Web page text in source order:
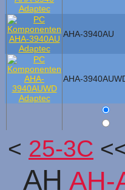
AHA-3940AU
AHA-
< 25-3C
AH AH-